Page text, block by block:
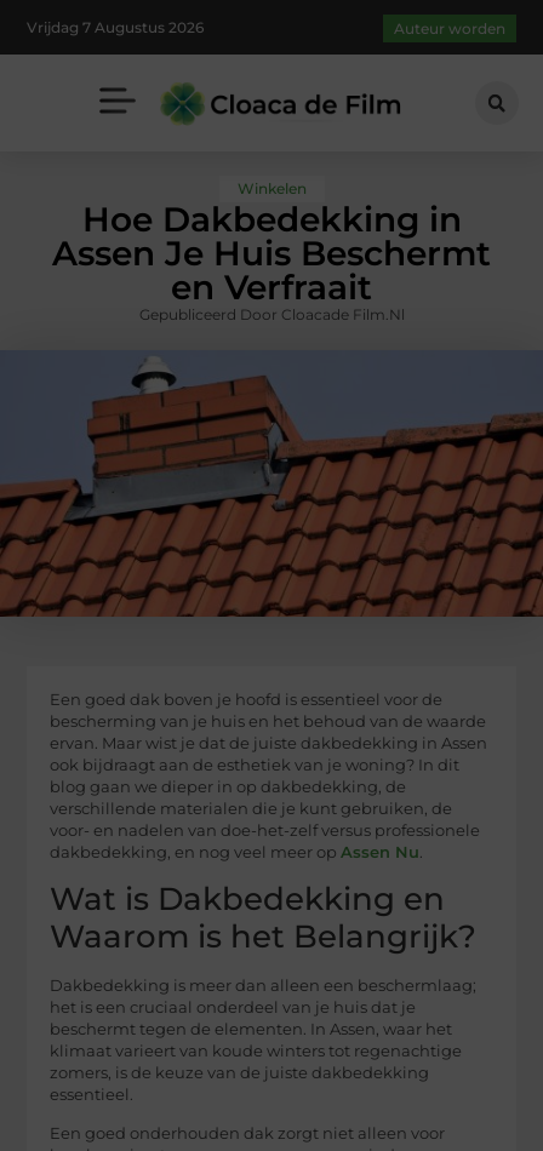
Vrijdag 7 Augustus 2026 Auteur worden
Winkelen
Hoe Dakbedekking in
Assen Je Huis Beschermt
en Verfraait
Gepubliceerd Door Cloacade Film.nl
Een goed dak boven je hoofd is essentieel voor de
bescherming van je huis en het behoud van de waarde
ervan. Maar wist je dat de juiste dakbedekking in Assen
ook bijdraagt aan de esthetiek van je woning? In dit
blog gaan we dieper in op dakbedekking, de
verschillende materialen die je kunt gebruiken, de
voor- en nadelen van doe-het-zelf versus professionele
dakbedekking, en nog veel meer op Assen Nu
Wat is Dakbedekking en
Waarom is het Belangrijk?
Dakbedekking is meer dan alleen een beschermlaag;
het is een cruciaal onderdeel van je huis dat je
beschermt tegen de elementen. In Assen, waar het
klimaat varieert van koude winters tot regenachtige
zomers, is de keuze van de juiste dakbedekking
essentieel.
Een goed onderhouden dak zorgt niet alleen voor